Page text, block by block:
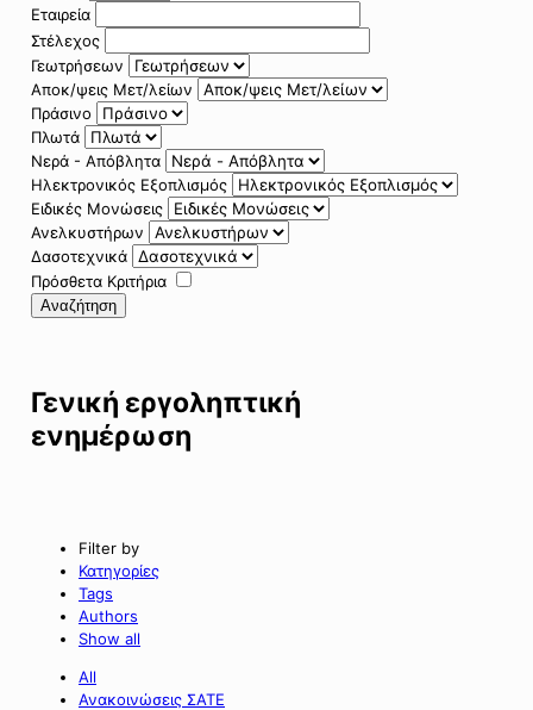
Εταιρεία
Στέλεχος
Γεωτρήσεων
Αποκ/ψεις Μετ/λείων
Πράσινο
Πλωτά
Νερά - Απόβλητα
Ηλεκτρονικός Εξοπλισμός
Ειδικές Μονώσεις
Ανελκυστήρων
Δασοτεχνικά
Πρόσθετα Κριτήρια
Αναζήτηση
Γενική εργοληπτική
ενημέρωση
Filter by
Κατηγορίες
Tags
Authors
Show all
All
Ανακοινώσεις ΣΑΤΕ